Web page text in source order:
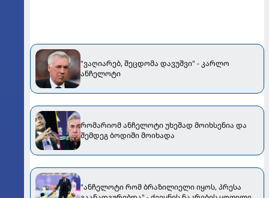
"ვაღიარებ, შეცდომა დავუშვი" - კარლო
ანჩელოტი
რომარიომ ანჩელოტი უხეშად მოიხსენია და
შემდეგ ბოდიში მოიხადა
"ანჩელოტი რომ ბრაზილიელი იყოს, პრესა